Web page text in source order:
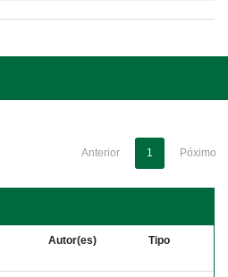
Anterior 1 Póximo
Autor(es) Tipo